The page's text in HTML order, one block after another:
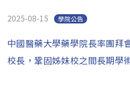
2025-08-15 學院公告
中國醫藥大學藥學院長率團拜
校長，鞏固姊妹校之間長期學